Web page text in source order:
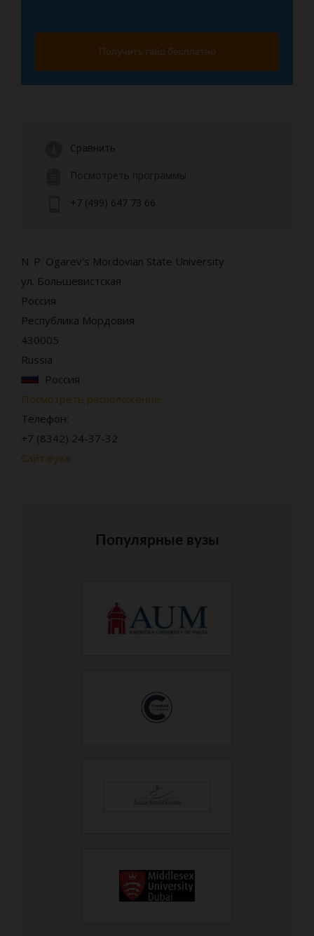
Получить гайд бесплатно
Сравнить
Посмотреть программы
+7 (499) 647 73 66
N. P. Ogarev's Mordovian State University
ул. Большевистская
Россия
Республика Мордовия
430005
Russia
Россия
Посмотреть расположение
Телефон:
+7 (8342) 24-37-32
Сайт вуза
Популярные вузы